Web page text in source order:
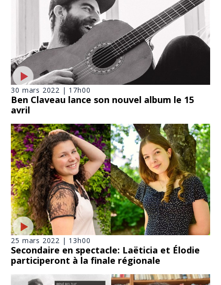
30 mars 2022 | 17h00
Ben Claveau lance son nouvel album le 15
avril
25 mars 2022 | 13h00
Secondaire en spectacle: Laëticia et Élodie
participeront à la finale régionale